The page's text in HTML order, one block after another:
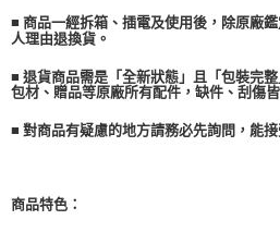
【注意事項】
１．透過由恩沛科技股份有限公司提供之
權轉讓予恩沛科技股份有限公司。
２．關於個人資料處理事宜，請瀏覽以下網
３．未成年的使用者請事先徵得法定代理人
時審查核予不同之上限額度；若仍有額度不
■ 商品一經拆箱、插電及使用後，除原廠
人理由退換貨。
■ 退貨商品需是「全新狀態」且「包裝完
包材、贈品等原廠所有配件，缺件、刮傷
■ 對商品有疑慮的地方請務必先詢問，能接
商品特色：